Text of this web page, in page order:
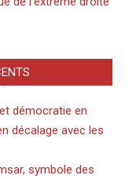
démocratie en
décalage avec les
symbole des